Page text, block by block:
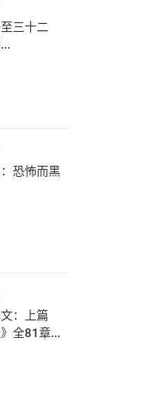
三十二
恐怖而黑
：上篇
全81章...